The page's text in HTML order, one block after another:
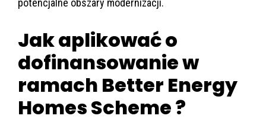
potencjalne obszary modernizacji.
Jak aplikować o
dofinansowanie w
ramach Better Energy
Homes Scheme ?